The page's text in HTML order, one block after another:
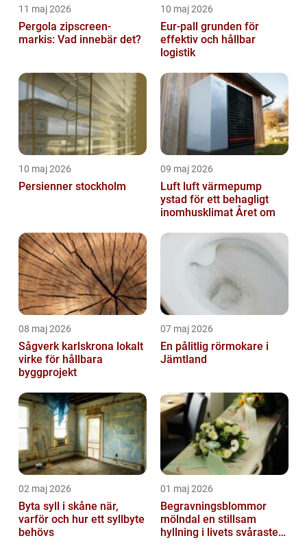
11 maj 2026
Pergola zipscreen-
markis: Vad innebär det?
10 maj 2026
Eur-pall grunden för
effektiv och hållbar
logistik
10 maj 2026
Persienner stockholm
09 maj 2026
Luft luft värmepump
ystad för ett behagligt
inomhusklimat Året om
08 maj 2026
Sågverk karlskrona lokalt
virke för hållbara
byggprojekt
07 maj 2026
En pålitlig rörmokare i
Jämtland
02 maj 2026
Byta syll i skåne när,
varför och hur ett syllbyte
behövs
01 maj 2026
Begravningsblommor
mölndal en stillsam
hyllning i livets svåraste